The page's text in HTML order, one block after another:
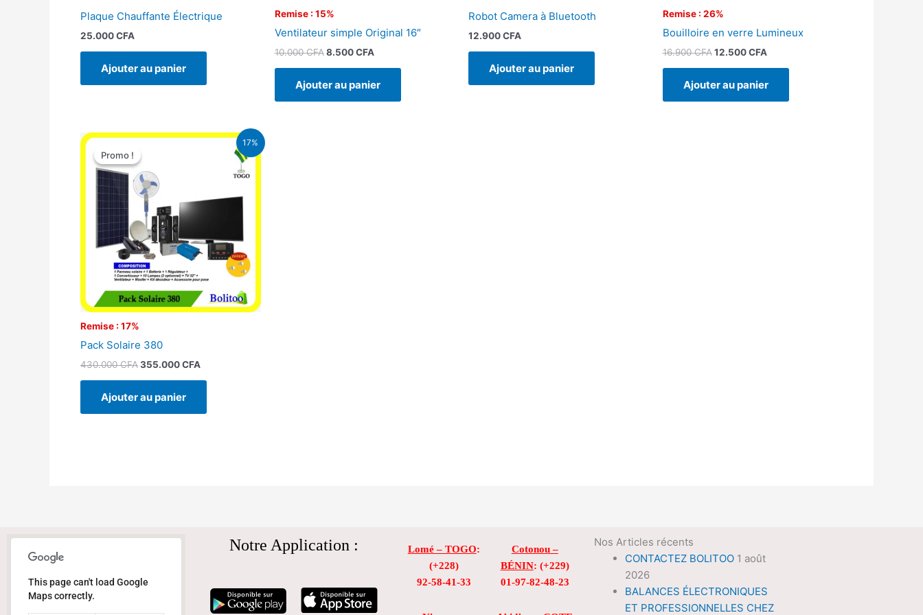
Plaque Chauffante Électrique
25.000CFA
Ajouter au panier
Remise : 15%
Ventilateur simple Original 16″
10.000CFA 8.500CFA
Ajouter au panier
Robot Camera à Bluetooth
12.900CFA
Ajouter au panier
Remise : 26%
Bouilloire en verre Lumineux
16.900CFA 12.500CFA
Ajouter au panier
17%
Promo !
Remise : 17%
Promo !
Pack Solaire 380
430.000CFA
Le
initial
était :
430.000 CFA.
355.000CFA
Le
Ajouter au panier
This page can't load Google
Maps correctly.
Notre Application : Lomé – TOGO:
(+228)
92-58-41-33
Cotonou –
BÉNIN: (+229)
01-97-82-48-23
Nos Articles récents
CONTACTEZ BOLITOO 1 août
2026
BALANCES ÉLECTRONIQUES
ET PROFESSIONNELLES CHEZ